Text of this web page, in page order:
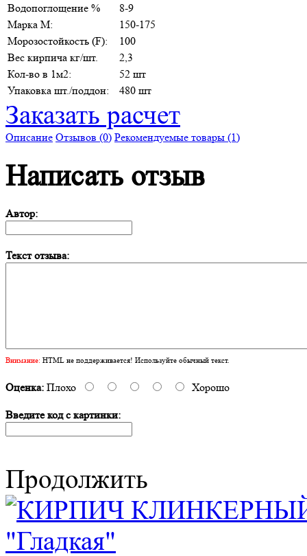
Водопоглощение %
8-9
Марка М:
150-175
Морозостойкость (F):
100
Вес кирпича кг/шт.
2,3
Кол-во в 1м2:
52 шт
Упаковка шт./поддон:
480 шт
Заказать расчет
Описание Отзывов (0) Рекомендуемые товары (1)
Написать отзыв
Автор:
Текст отзыва:
Внимание: HTML не поддерживается! Используйте обычный текст.
Оценка: Плохо Хорошо
Введите код с картинки:
Продолжить